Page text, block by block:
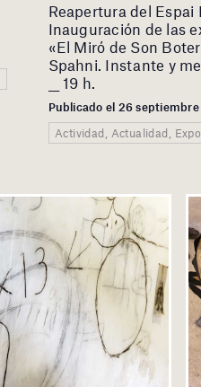
Reapertura del Espai
Inauguración de las
«El Miró de Son
Spahni. Instante y
__ 19 h.
Publicado el 26
Actividad, Actualidad,